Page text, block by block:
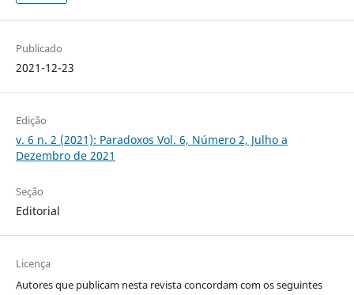
Publicado
2021-12-23
Edição
v. 6 n. 2 (2021): Paradoxos Vol. 6, Número 2, Julho a
Dezembro de 2021
Seção
Editorial
Licença
Autores que publicam nesta revista concordam com os seguintes